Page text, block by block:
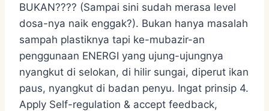
BUKAN???? (Sampai sini sudah merasa level
dosa-nya naik enggak?). Bukan hanya masalah
sampah plastiknya tapi ke-mubazir-an
penggunaan ENERGI yang ujung-ujungnya
nyangkut di selokan, di hilir sungai, diperut ikan
paus, nyangkut di badan penyu. Ingat prinsip 4.
Apply Self-regulation & accept feedback,